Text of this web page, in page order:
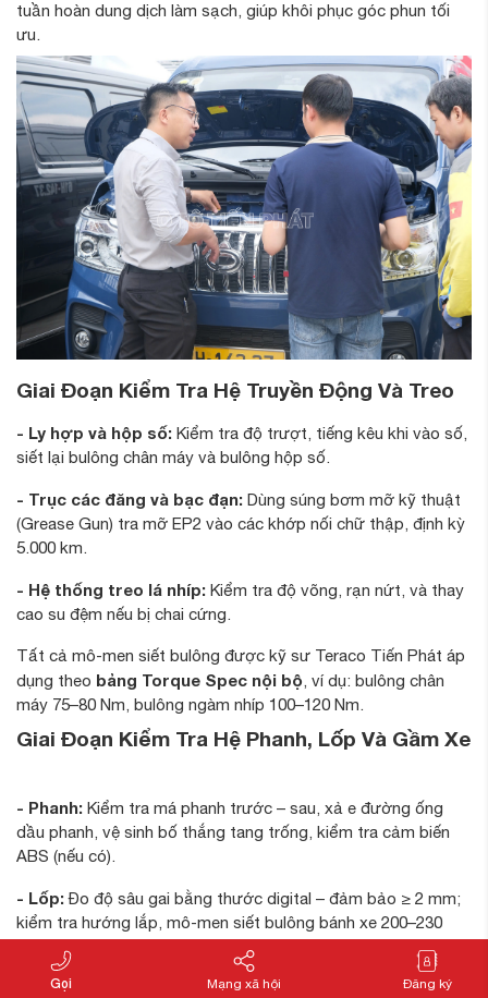
tuần hoàn dung dịch làm sạch, giúp khôi phục góc phun tối
ưu.
Giai Đoạn Kiểm Tra Hệ Truyền Động Và Treo
- Ly hợp và hộp số: Kiểm tra độ trượt, tiếng kêu khi vào số,
siết lại bulông chân máy và bulông hộp số.
- Trục các đăng và bạc đạn: Dùng súng bơm mỡ kỹ thuật
(Grease Gun) tra mỡ EP2 vào các khớp nối chữ thập, định kỳ
5.000 km.
- Hệ thống treo lá nhíp: Kiểm tra độ võng, rạn nứt, và thay
cao su đệm nếu bị chai cứng.
Tất cả mô-men siết bulông được kỹ sư Teraco Tiến Phát áp
dụng theo bảng Torque Spec nội bộ, ví dụ: bulông chân
máy 75–80 Nm, bulông ngàm nhíp 100–120 Nm.
Giai Đoạn Kiểm Tra Hệ Phanh, Lốp Và Gầm Xe
- Phanh: Kiểm tra má phanh trước – sau, xả e đường ống
dầu phanh, vệ sinh bố thắng tang trống, kiểm tra cảm biến
ABS (nếu có).
- Lốp:Đo độ sâu gai bằng thước digital – đảm bảo ≥ 2 mm;
kiểm tra hướng lắp, mô-men siết bulông bánh xe 200–230
- Gầm: Dùng đèn pin kỹ thuật quét toàn bộ chassis, ghi chú
Đăng ký
Gọi Mạng xã hội